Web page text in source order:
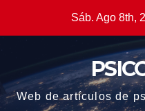
Sáb. Ago 8th,
Web de artículos de